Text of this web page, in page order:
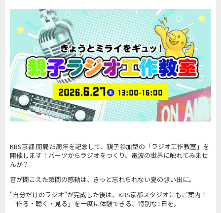
KBS京都 開局75周年を記念して、親子参加型の「ラジオ工作教室」を
開催します！パーツからラジオをつくり、電波の世界に触れてみませ
んか？
音が聞こえた瞬間の感動は、きっと忘れられない夏の想い出に。
"自分だけのラジオ"が完成した後は、KBS京都スタジオにもご案内！
「作る・聴く・見る」を一度に体験できる、特別な1日を。